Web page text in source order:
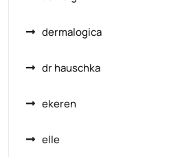
dermalogica
dr hauschka
ekeren
elle